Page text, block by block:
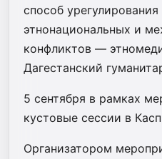
способ
этнонациональных и
конфликтов —
Дагестанский
5 сентября в рамках
кустовые сессии в
Организатором